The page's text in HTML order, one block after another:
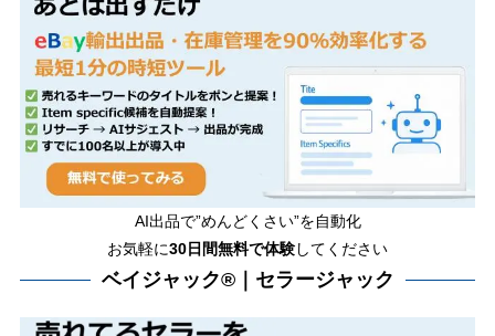
AI出品で”めんどくさい”を自動化
お気軽に30日間無料で体験してください
ベイジャック®｜セラージャック